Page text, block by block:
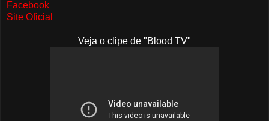
Facebook
Site Oficial
Veja o clipe de "Blood TV"